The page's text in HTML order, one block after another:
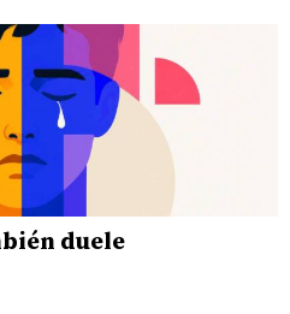
duele